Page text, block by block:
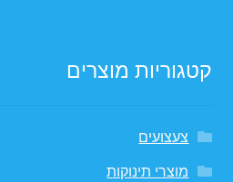
קטגוריות מוצרים
צעצועים
מוצרי תינוקות